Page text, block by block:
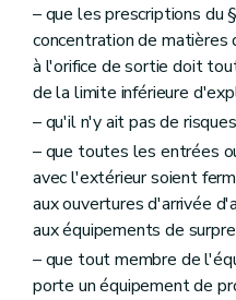
– que les prescriptions du
concentration de matières
à l'orifice de sortie doit
de la limite inférieure
– qu'il n'y ait pas de
– que toutes les entrées
avec l'extérieur soient
aux ouvertures d'arrivée
aux équipements de
– que tout membre de
porte un équipement de